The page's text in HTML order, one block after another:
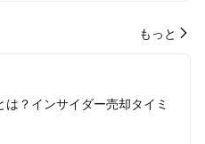
もっと
？インサイダー売却タイミ